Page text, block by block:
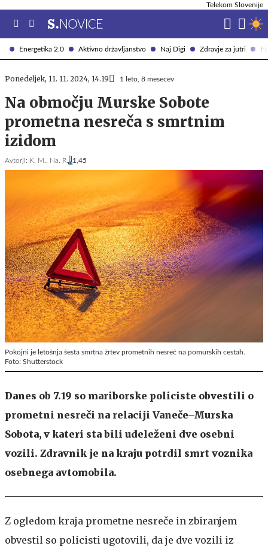
Energetika 2.0 Aktivno državljanstvo Naj Digi Zdravje za jutri
Telekom Slovenije
Ponedeljek, 11. 11. 2024, 14.19 1 leto, 8 mesecev
Na območju Murske Sobote
prometna nesreča s smrtnim
izidom
Avtorji: K. M., Na. R. 1,45
Pokojni je letošnja šesta smrtna žrtev prometnih nesreč na pomurskih cestah.
Foto: Shutterstock
Danes ob 7.19 so mariborske policiste obvestili o
prometni nesreči na relaciji Vaneče–Murska
Sobota, v kateri sta bili udeleženi dve osebni
vozili. Zdravnik je na kraju potrdil smrt voznika
osebnega avtomobila.
Z ogledom kraja prometne nesreče in zbiranjem
obvestil so policisti ugotovili, da je dve vozili iz